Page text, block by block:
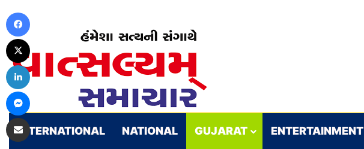
INTERNATIONAL NATIONAL GUJARAT ENTERTAINMENT
LinkedIn